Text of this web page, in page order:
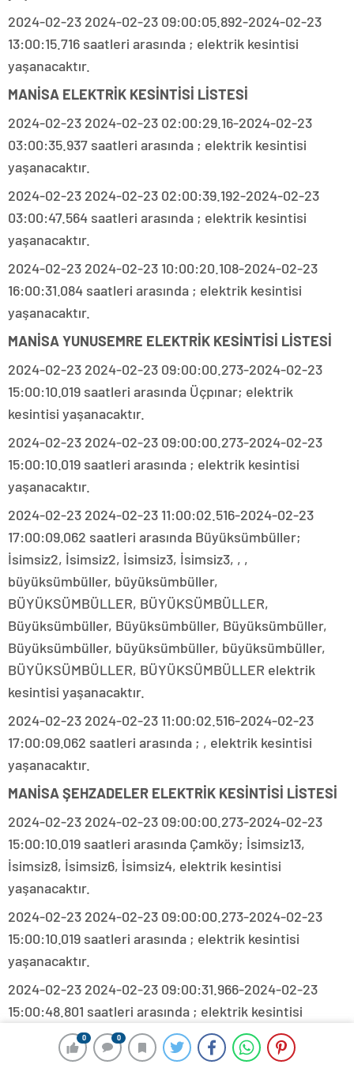
0 0
2024-02-23 2024-02-23 09:00:05.892-2024-02-23
13:00:15.716 saatleri arasında ; elektrik kesintisi
yaşanacaktır.
MANİSA ELEKTRİK KESİNTİSİ LİSTESİ
2024-02-23 2024-02-23 02:00:29.16-2024-02-23
03:00:35.937 saatleri arasında ; elektrik kesintisi
yaşanacaktır.
2024-02-23 2024-02-23 02:00:39.192-2024-02-23
03:00:47.564 saatleri arasında ; elektrik kesintisi
yaşanacaktır.
2024-02-23 2024-02-23 10:00:20.108-2024-02-23
16:00:31.084 saatleri arasında ; elektrik kesintisi
yaşanacaktır.
MANİSA YUNUSEMRE ELEKTRİK KESİNTİSİ LİSTESİ
2024-02-23 2024-02-23 09:00:00.273-2024-02-23
15:00:10.019 saatleri arasında Üçpınar; elektrik
kesintisi yaşanacaktır.
2024-02-23 2024-02-23 09:00:00.273-2024-02-23
15:00:10.019 saatleri arasında ; elektrik kesintisi
yaşanacaktır.
2024-02-23 2024-02-23 11:00:02.516-2024-02-23
17:00:09.062 saatleri arasında Büyüksümbüller;
İsimsiz2, İsimsiz2, İsimsiz3, İsimsiz3, , ,
büyüksümbüller, büyüksümbüller,
BÜYÜKSÜMBÜLLER, BÜYÜKSÜMBÜLLER,
Büyüksümbüller, Büyüksümbüller, Büyüksümbüller,
Büyüksümbüller, büyüksümbüller, büyüksümbüller,
BÜYÜKSÜMBÜLLER, BÜYÜKSÜMBÜLLER elektrik
kesintisi yaşanacaktır.
2024-02-23 2024-02-23 11:00:02.516-2024-02-23
17:00:09.062 saatleri arasında ; , elektrik kesintisi
yaşanacaktır.
MANİSA ŞEHZADELER ELEKTRİK KESİNTİSİ LİSTESİ
2024-02-23 2024-02-23 09:00:00.273-2024-02-23
15:00:10.019 saatleri arasında Çamköy; İsimsiz13,
İsimsiz8, İsimsiz6, İsimsiz4, elektrik kesintisi
yaşanacaktır.
2024-02-23 2024-02-23 09:00:00.273-2024-02-23
15:00:10.019 saatleri arasında ; elektrik kesintisi
yaşanacaktır.
2024-02-23 2024-02-23 09:00:31.966-2024-02-23
15:00:48.801 saatleri arasında ; elektrik kesintisi
yaşanacaktır.
2024-02-23 2024-02-23 09:00:31.966-2024-02-23